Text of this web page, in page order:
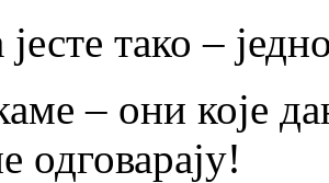
тако –
– они које
одговарају!